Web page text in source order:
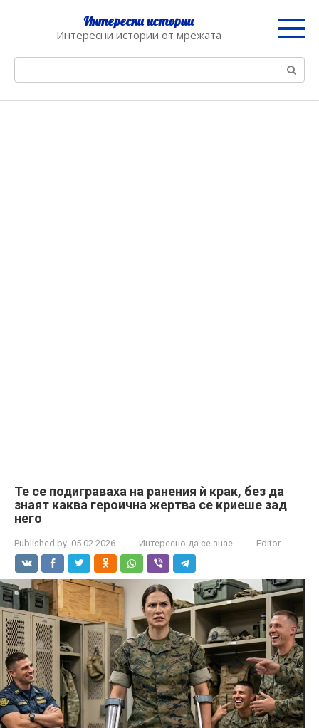
Интересни истории
Интересни истории от мрежата
Те се подиграваха на ранения ѝ крак, без да
знаят каква героична жертва се криеше зад
него
Published by: 05.02.2026 Интересно да се знае Editor